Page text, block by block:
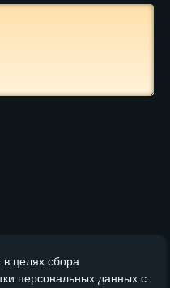
Новокузнецк
Пенза
в целях сбора
персональных данных с